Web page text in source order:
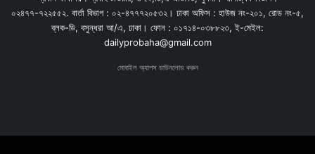
০২৪৭৭-৭২২৫৫২. বার্তা বিভাগ : ০২-৪৭৭৭২০৫৩২। ঢাকা অফিস : হাউজ নং-২০১, রোড নং-৫,
ব্লক-ডি, বসুন্ধরা আ/এ, ঢাকা। ফোন : ০১৭১৪-০৩৮৮২৩, ই-মেইল:
dailyprobaha@gmail.com
মোবাইল অ্যাপস ডাউনলোড করুন